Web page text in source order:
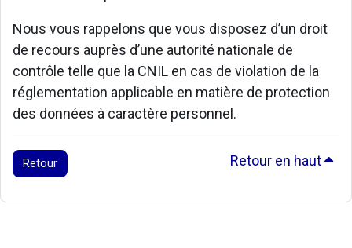
Nous vous rappelons que vous disposez d’un droit
de recours auprès d’une autorité nationale de
contrôle telle que la CNIL en cas de violation de la
réglementation applicable en matière de protection
des données à caractère personnel.
Retour Retour en haut